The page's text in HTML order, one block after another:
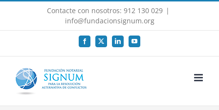
Saltar
Contacte con nosotros: 912 130 029 |
info@fundacionsignum.org
Facebook
X LinkedInYouTube